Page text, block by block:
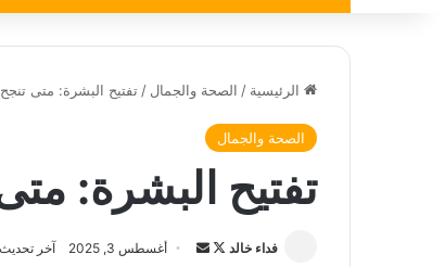
الرئيسية / الصحة والجمال / تفتيح البشرة: متى تنجح
الصحة والجمال
تفتيح البشرة:
فداء خالد
ت
أغسطس 3, 2025 آخر تحديث: